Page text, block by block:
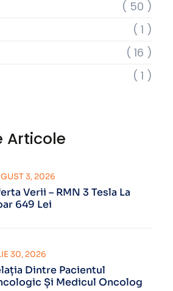
( 50 )
( 1 )
( 16 )
( 1 )
Articole
Verii – RMN 3 Tesla La
649 Lei
3, 2026
Dintre Pacientul
Și Medicul Oncolog
30, 2026